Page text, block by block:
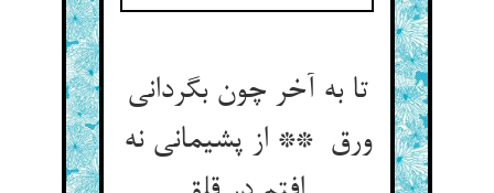
تا به آخر چون بگردانی
ورق ** از پشیمانی نه